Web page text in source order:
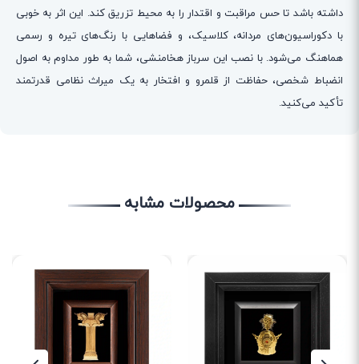
داشته باشد تا حس مراقبت و اقتدار را به محیط تزریق کند. این اثر به خوبی
با دکوراسیون‌های مردانه، کلاسیک، و فضاهایی با رنگ‌های تیره و رسمی
هماهنگ می‌شود. با نصب این سرباز هخامنشی، شما به طور مداوم به اصول
انضباط شخصی، حفاظت از قلمرو و افتخار به یک میراث نظامی قدرتمند
تأکید می‌کنید.
محصولات مشابه